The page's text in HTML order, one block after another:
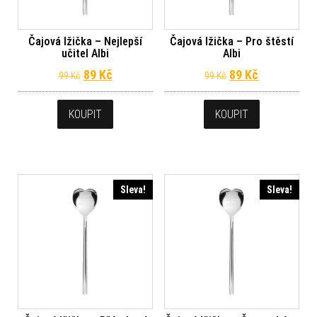
Čajová lžička – Nejlepší
učitel Albi
99Kč Původní cena byla: 99 Kč.
89 KčAktuální cena je: 89 Kč.
KOUPIT
Čajová lžička – Pro štěstí
Albi
99Kč Původní cena
89 Kč
KOUPIT
Sleva! Sleva!